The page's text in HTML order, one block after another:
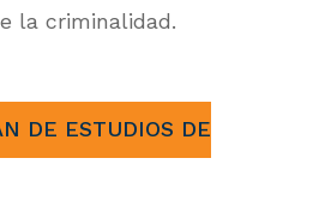
la criminalidad.
DE ESTUDIOS DE